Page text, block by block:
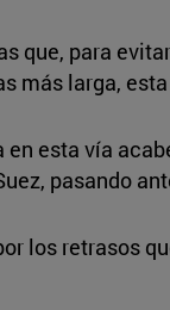
que, para
más larga,
esta vía
pasando
los retrasos